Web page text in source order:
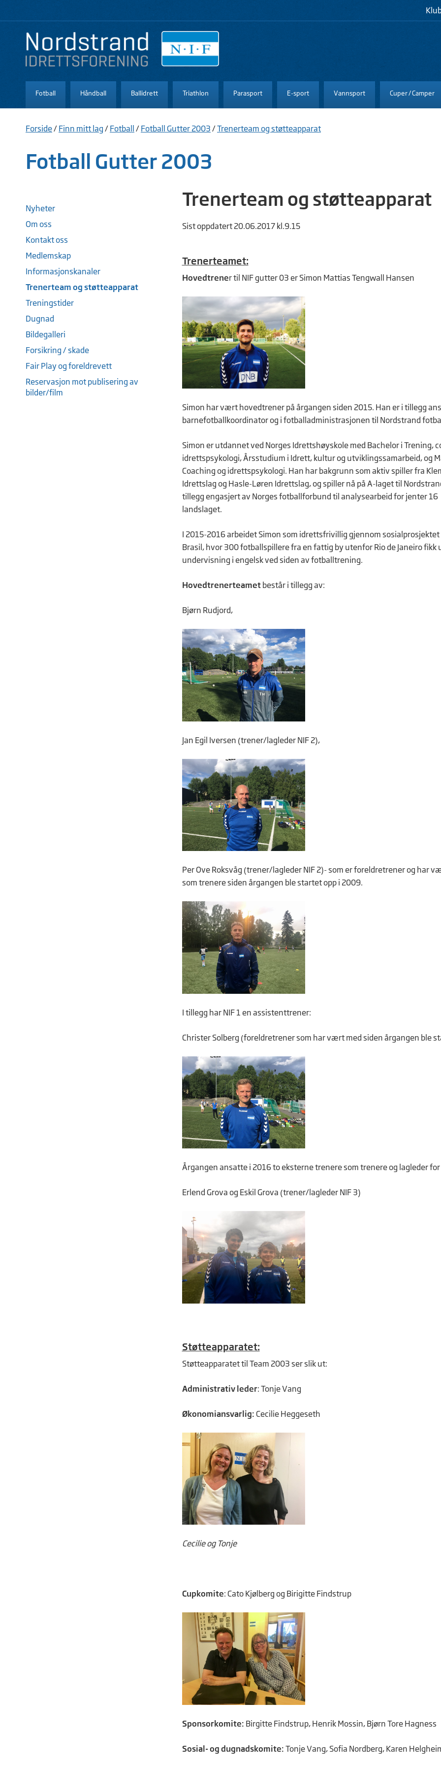
Fotball Håndball Ballidrett Triathlon Parasport E-sport Vannsport Cuper / Camper
Forside/ Finn mitt lag / Fotball / Fotball Gutter 2003 /Trenerteam og støtteapparat
Fotball Gutter 2003
Nyheter
Om oss
Kontakt oss
Medlemskap
Informasjonskanaler
Trenerteam og støtteapparat
Treningstider
Dugnad
Bildegalleri
Forsikring / skade
Fair Play og foreldrevett
Reservasjon mot publisering av
bilder/film
Trenerteam og støtteapparat
Sist oppdatert 20.06.2017 kl.9.15
Trenerteamet:
Hovedtrener til NIF gutter 03 er Simon Mattias Tengwall Hansen
Simon har vært hovedtrener på årgangen siden 2015. Han er i tillegg
barnefotballkoordinator og i fotballadministrasjonen til Nordstrand
Simon er utdannet ved Norges Idrettshøyskole med Bachelor i Trening,
idrettspsykologi, Årsstudium i Idrett, kultur og utviklingssamarbeid, og
Coaching og idrettspsykologi. Han har bakgrunn som aktiv spiller fra
Idrettslag og Hasle-Løren Idrettslag, og spiller nå på A-laget til
tillegg engasjert av Norges fotballforbund til analysearbeid for jenter 16
landslaget.
I 2015-2016 arbeidet Simon som idrettsfrivillig gjennom sosialprosjektet
Brasil, hvor 300 fotballspillere fra en fattig by utenfor Rio de Janeiro fikk
undervisning i engelsk ved siden av fotballtrening.
Hovedtrenerteametbestår i tillegg av:
Bjørn Rudjord,
Jan Egil Iversen (trener/lagleder NIF 2),
Per Ove Roksvåg (trener/lagleder NIF 2)- som er foreldretrener og har
som trenere siden årgangen ble startet opp i 2009.
I tillegg har NIF 1 en assistenttrener:
Christer Solberg (foreldretrener som har vært med siden årgangen ble
Årgangen ansatte i 2016 to eksterne trenere som trenere og lagleder for
Erlend Grova og Eskil Grova (trener/lagleder NIF 3)
Støtteapparatet:
Støtteapparatet til Team 2003 ser slik ut:
Administrativ leder: Tonje Vang
Økonomiansvarlig: Cecilie Heggeseth
Cecilie og Tonje
Cupkomite: Cato Kjølberg og Birigitte Findstrup
Sponsorkomite: Birgitte Findstrup, Henrik Mossin, Bjørn Tore Hagness
Sosial- og dugnadskomite: Tonje Vang, Sofia Nordberg, Karen